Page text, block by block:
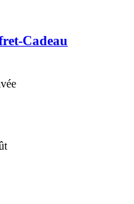
​Cadeau